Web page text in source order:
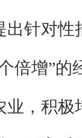
出针对
倍增”
业，积